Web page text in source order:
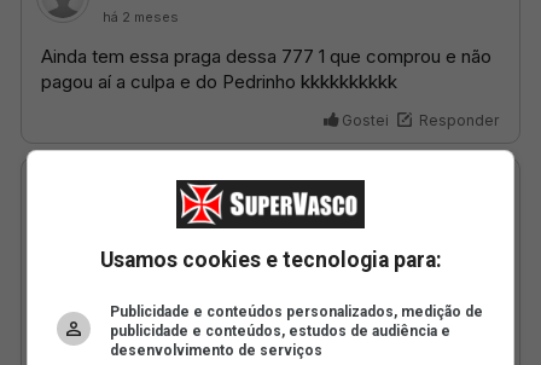
Usamos cookies e tecnologia para:
Publicidade e conteúdos personalizados, medição de
publicidade e conteúdos, estudos de audiência e
desenvolvimento de serviços